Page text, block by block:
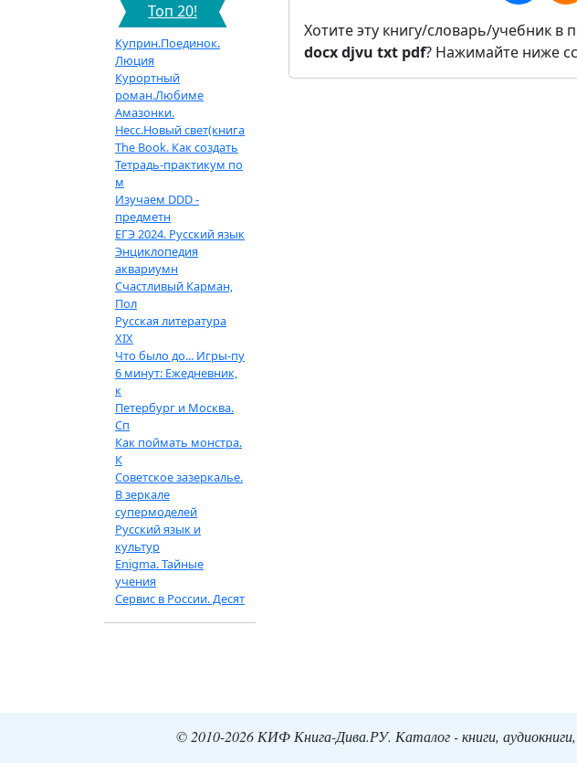
Топ 20!
Куприн.Поединок.
Люция
Курортный
роман.Любиме
Амазонки.
Несс.Новый свет(книга
The Book. Как создать
Тетрадь-практикум по
м
Изучаем DDD -
предметн
ЕГЭ 2024. Русский язык
Энциклопедия
аквариумн
Счастливый Карман,
Пол
Русская литература
XIX
Что было до... Игры-пу
6 минут: Ежедневник,
к
Петербург и Москва.
Сп
Как поймать монстра.
К
Советское зазеркалье.
В зеркале
супермоделей
Русский язык и
культур
Enigma. Тайные
учения
Сервис в России. Десят
Хотите эту книгу/словарь/учебник в
docxdjvu txt pdf? Нажимайте ниже
© 2010-2026 КИФ Книга-Дива.РУ. Каталог - книги,